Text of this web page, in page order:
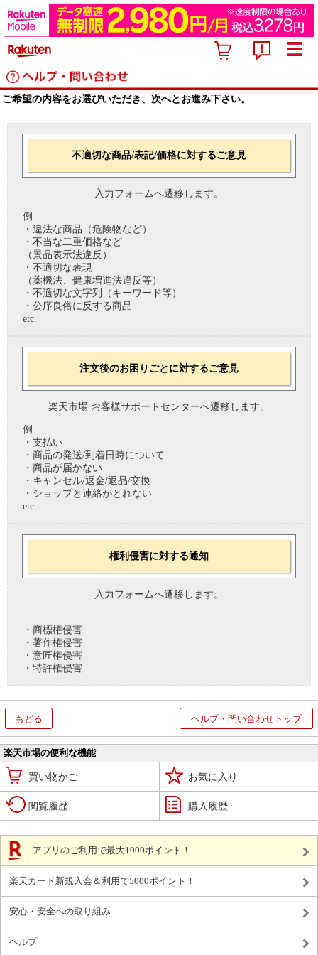
ご希望の内容をお選びいただき、次へとお進み下さい。
不適切な商品/表記/価格に対するご意見
入力フォームへ遷移します。
例
・違法な商品（危険物など）
・不当な二重価格など
（景品表示法違反）
・不適切な表現
（薬機法、健康増進法違反等）
・不適切な文字列（キーワード等）
・公序良俗に反する商品
etc.
注文後のお困りごとに対するご意見
楽天市場 お客様サポートセンターへ遷移します。
例
・支払い
・商品の発送/到着日時について
・商品が届かない
・キャンセル/返金/返品/交換
・ショップと連絡がとれない
etc.
権利侵害に対する通知
入力フォームへ遷移します。
・商標権侵害
・著作権侵害
・意匠権侵害
・特許権侵害
もどる ヘルプ・問い合わせトップ
楽天市場の便利な機能
買い物かご お気に入り
閲覧履歴 購入履歴
アプリのご利用で最大1000ポイント！
楽天カード新規入会＆利用で5000ポイント！
安心・安全への取り組み
ヘルプ